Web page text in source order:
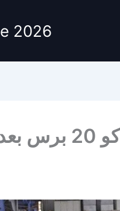
2026
طواریقی